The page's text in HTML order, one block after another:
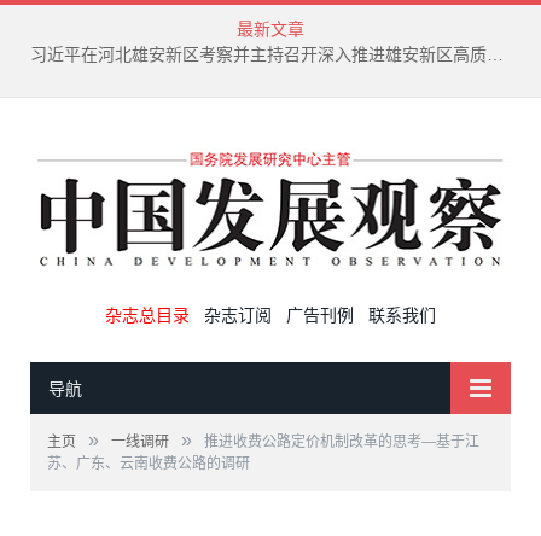
最新文章
习近平在河北雄安新区考察并主持召开深入推进雄安新区高质量建设和发展座谈会
杂志总目录 杂志订阅 广告刊例 联系我们
导航
主页 » 一线调研 »
推进收费公路定价机制改革的思考—基于江
苏、广东、云南收费公路的调研